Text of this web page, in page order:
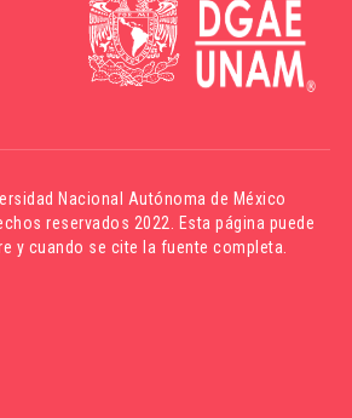
Nacional Autónoma de México
reservados 2022. Esta página puede
y cuando se cite la fuente completa.